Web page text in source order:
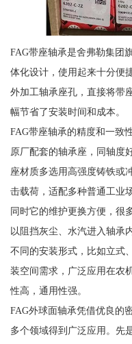
FAG带座轴承是舍弗勒集团
体化设计，使用起来十分便
外加工轴承座孔，直接将带
幅节省了安装时间和成本。
FAG带座轴承的精度和一致
原厂配套的轴承座，同轴度
座材质多选用高强度铸铁或
击载荷，适配多种普通工业场
同时它的维护更换方便，很
以阻挡灰尘、水汽进入轴承
不同的安装形式，比如立式
装空间需求，广泛应用在农
性高，通用性强。
FAG外球面轴承凭借优良的
多个领域得到广泛应用。先